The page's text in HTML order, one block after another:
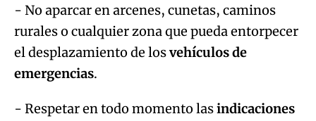
- No aparcar en arcenes, cunetas, caminos
rurales o cualquier zona que pueda entorpecer
el desplazamiento de losvehículos de
emergencias.
- Respetar en todo momento lasindicaciones